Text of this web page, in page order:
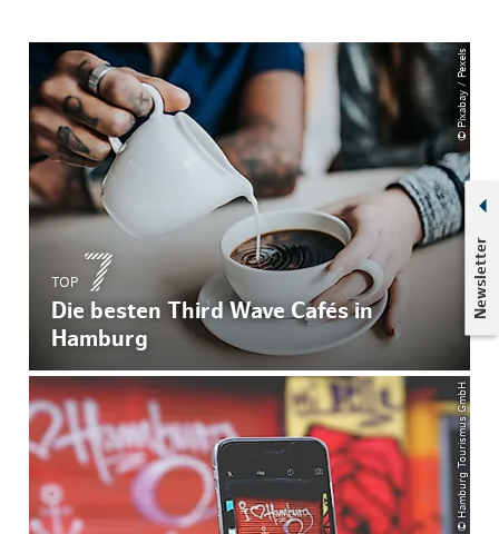
Newsletter
© Pixabay / Pexels
TOP
Die besten Third Wave Cafés in
Hamburg
© Hamburg Tourismus GmbH